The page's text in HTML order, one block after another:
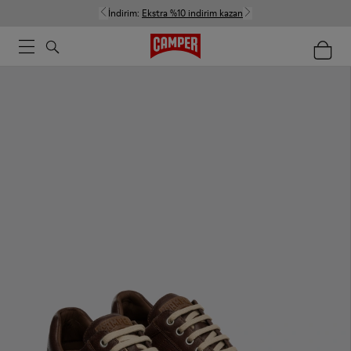
İndirim: Ekstra %10 indirim kazan